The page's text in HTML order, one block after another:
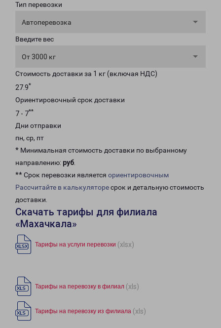
Тип перевозки
Автоперевозка
Введите вес
От 3000 кг
Стоимость доставки за 1 кг (включая НДС)
27.9*
Ориентировочный срок доставки
7 - 7**
Дни отправки
пн, ср, пт
* Минимальная стоимость доставки по выбранному
направлению: руб.
** Срок перевозки является ориентировочным
Рассчитайте в калькуляторесрок и детальную стоимость
доставки.
Скачать тарифы для филиала
«Махачкала»
Тарифы на услуги перевозки (xlsx)
Тарифы на перевозку в филиал (xls)
Тарифы на перевозку из филиала (xls)